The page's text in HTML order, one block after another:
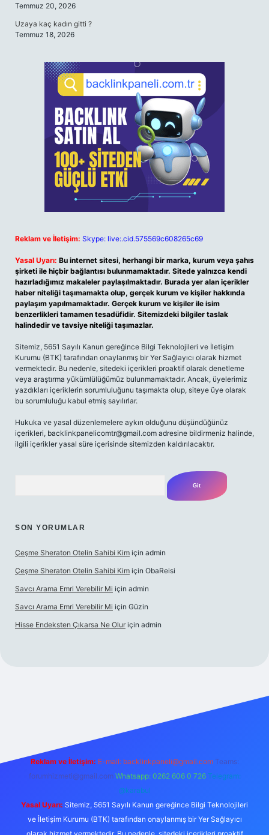
Temmuz 20, 2026
Uzaya kaç kadın gitti ?
Temmuz 18, 2026
Reklam ve İletişim: Skype: live:.cid.575569c608265c69
Yasal Uyarı: Bu internet sitesi, herhangi bir marka, kurum veya şahıs
şirketi ile hiçbir bağlantısı bulunmamaktadır. Sitede yalnızca kendi
hazırladığımız makaleler paylaşılmaktadır. Burada yer alan içerikler
haber niteliği taşımamakta olup, gerçek kurum ve kişiler hakkında
paylaşım yapılmamaktadır. Gerçek kurum ve kişiler ile isim
benzerlikleri tamamen tesadüfidir. Sitemizdeki bilgiler taslak
halindedir ve tavsiye niteliği taşımazlar.
Sitemiz, 5651 Sayılı Kanun gereğince Bilgi Teknolojileri ve İletişim
Kurumu (BTK) tarafından onaylanmış bir Yer Sağlayıcı olarak hizmet
vermektedir. Bu nedenle, sitedeki içerikleri proaktif olarak denetleme
veya araştırma yükümlülüğümüz bulunmamaktadır. Ancak, üyelerimiz
yazdıkları içeriklerin sorumluluğunu taşımakta olup, siteye üye olarak
bu sorumluluğu kabul etmiş sayılırlar.
Hukuka ve yasal düzenlemelere aykırı olduğunu düşündüğünüz
içerikleri, backlinkpanelicomtr@gmail.com adresine bildirmeniz halinde,
ilgili içerikler yasal süre içerisinde sitemizden kaldırılacaktır.
SON YORUMLAR
Çeşme Sheraton Otelin Sahibi Kim için admin
Çeşme Sheraton Otelin Sahibi Kim için ObaReisi
Savcı Arama Emri Verebilir Mi için admin
Savcı Arama Emri Verebilir Mi için Güzin
Hisse Endeksten Çıkarsa Ne Olur için admin
Reklam ve İletişim: E-mail: backlinkpaneli@gmail.com Teams:
forumhizmeti@gmail.com Whatsapp: 0262 606 0 726 Telegram:
@karabul
Yasal Uyarı: Sitemiz, 5651 Sayılı Kanun gereğince Bilgi Teknolojileri
ve İletişim Kurumu (BTK) tarafından onaylanmış bir Yer Sağlayıcı